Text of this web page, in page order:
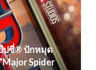
ป๊ปซี่® ปักหมุด
Spider